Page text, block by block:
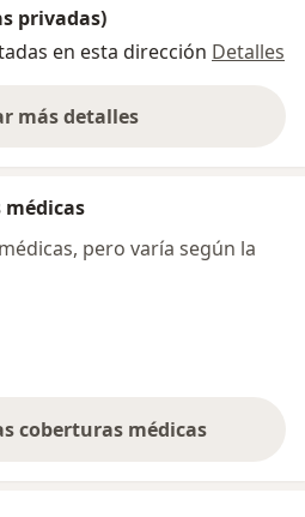
privadas)
en esta dirección Detalles
más detalles
sobre la dirección
médicas
pero varía según la
coberturas médicas